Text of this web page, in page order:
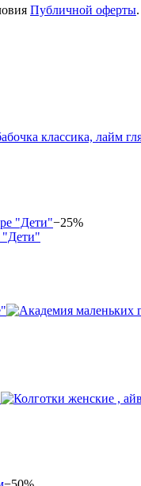
Публичной оферты.
−25%
"Дети"